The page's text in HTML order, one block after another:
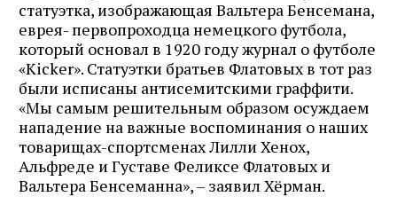
статуэтка, изображающая Вальтера Бенсемана,
еврея- первопроходца немецкого футбола,
который основал в 1920 году журнал о футболе
«Kicker». Статуэтки братьев Флатовых в тот раз
были исписаны антисемитскими граффити.
«Мы самым решительным образом осуждаем
нападение на важные воспоминания о наших
товарищах-спортсменах Лилли Хенох,
Альфреде и Густаве Феликсе Флатовых и
Вальтера Бенсеманна», – заявил Хёрман.